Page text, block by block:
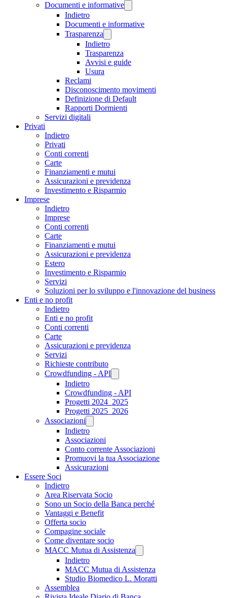
Documenti e informative
Indietro
Documenti e informative
Trasparenza
Indietro
Trasparenza
Avvisi e guide
Usura
Reclami
Disconoscimento movimenti
Definizione di Default
Rapporti Dormienti
Servizi digitali
Privati
Indietro
Privati
Conti correnti
Carte
Finanziamenti e mutui
Assicurazioni e previdenza
Investimento e Risparmio
Imprese
Indietro
Imprese
Conti correnti
Carte
Finanziamenti e mutui
Assicurazioni e previdenza
Estero
Investimento e Risparmio
Servizi
Soluzioni per lo sviluppo e l'innovazione del business
Enti e no profit
Indietro
Enti e no profit
Conti correnti
Carte
Assicurazioni e previdenza
Servizi
Richieste contributo
Crowdfunding - API
Indietro
Crowdfunding - API
Progetti 2024_2025
Progetti 2025_2026
Associazioni
Indietro
Associazioni
Conto corrente Associazioni
Promuovi la tua Associazione
Assicurazioni
Essere Soci
Indietro
Area Riservata Socio
Sono un Socio della Banca perché
Vantaggi e Benefit
Offerta socio
Compagine sociale
Come diventare socio
MACC Mutua di Assistenza
Indietro
MACC Mutua di Assistenza
Studio Biomedico L. Moratti
Assemblea